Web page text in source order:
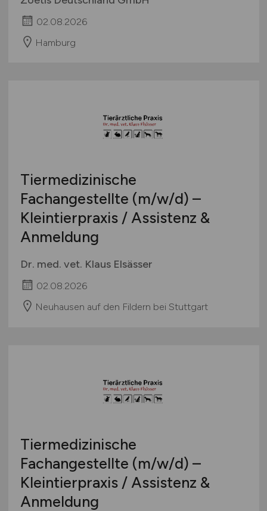
02.08.2026
Hamburg
Tiermedizinische
Fachangestellte (m/w/d) –
Kleintierpraxis / Assistenz &
Anmeldung
Dr. med. vet. Klaus Elsässer
02.08.2026
Neuhausen auf den Fildern bei Stuttgart
Tiermedizinische
Fachangestellte (m/w/d) –
Kleintierpraxis / Assistenz &
Anmeldung